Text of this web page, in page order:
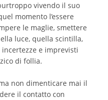
vivendo il suo
momento l’essere
le maglie, smettere
luce, quella scintilla,
e imprevisti
di follia.
non dimenticare mai il
il contatto con